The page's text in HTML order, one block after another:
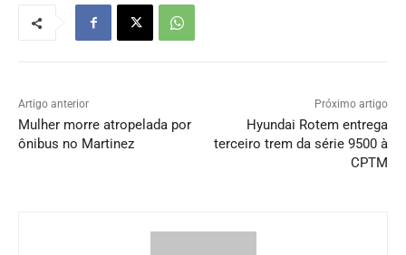
Artigo anterior
Mulher morre atropelada por
ônibus no Martinez
Próximo artigo
Hyundai Rotem entrega
terceiro trem da série 9500 à
CPTM